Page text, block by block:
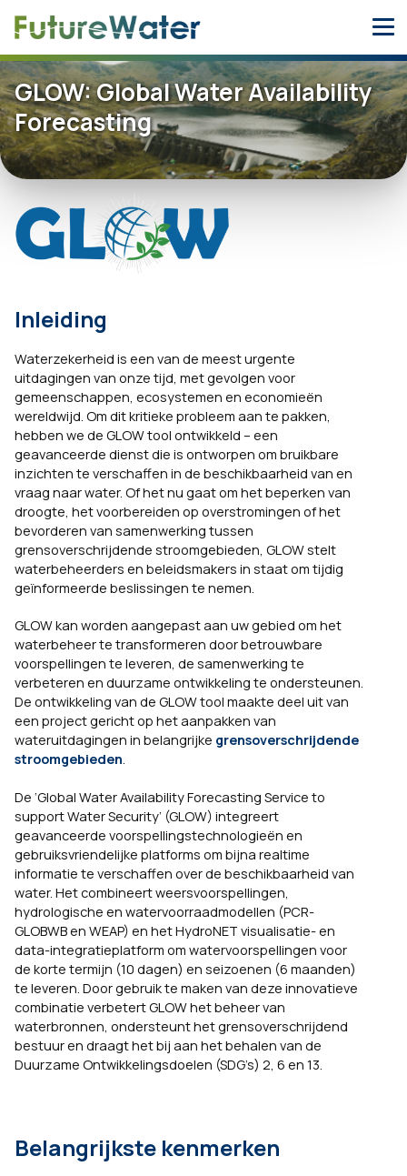
GLOW: Global Water Availability
Forecasting
Inleiding
Waterzekerheid is een van de meest urgente
uitdagingen van onze tijd, met gevolgen voor
gemeenschappen, ecosystemen en economieën
wereldwijd. Om dit kritieke probleem aan te pakken,
hebben we de GLOW tool ontwikkeld – een
geavanceerde dienst die is ontworpen om bruikbare
inzichten te verschaffen in de beschikbaarheid van en
vraag naar water. Of het nu gaat om het beperken van
droogte, het voorbereiden op overstromingen of het
bevorderen van samenwerking tussen
grensoverschrijdende stroomgebieden, GLOW stelt
waterbeheerders en beleidsmakers in staat om tijdig
geïnformeerde beslissingen te nemen.
GLOW kan worden aangepast aan uw gebied om het
waterbeheer te transformeren door betrouwbare
voorspellingen te leveren, de samenwerking te
verbeteren en duurzame ontwikkeling te ondersteunen.
De ontwikkeling van de GLOW tool maakte deel uit van
een project gericht op het aanpakken van
wateruitdagingen in belangrijke grensoverschrijdende
stroomgebieden.
De ‘Global Water Availability Forecasting Service to
support Water Security’ (GLOW) integreert
geavanceerde voorspellingstechnologieën en
gebruiksvriendelijke platforms om bijna realtime
informatie te verschaffen over de beschikbaarheid van
water. Het combineert weersvoorspellingen,
hydrologische en watervoorraadmodellen (PCR-
GLOBWB en WEAP) en het HydroNET visualisatie- en
data-integratieplatform om watervoorspellingen voor
de korte termijn (10 dagen) en seizoenen (6 maanden)
te leveren. Door gebruik te maken van deze innovatieve
combinatie verbetert GLOW het beheer van
waterbronnen, ondersteunt het grensoverschrijdend
bestuur en draagt het bij aan het behalen van de
Duurzame Ontwikkelingsdoelen (SDG’s) 2, 6 en 13.
Belangrijkste kenmerken